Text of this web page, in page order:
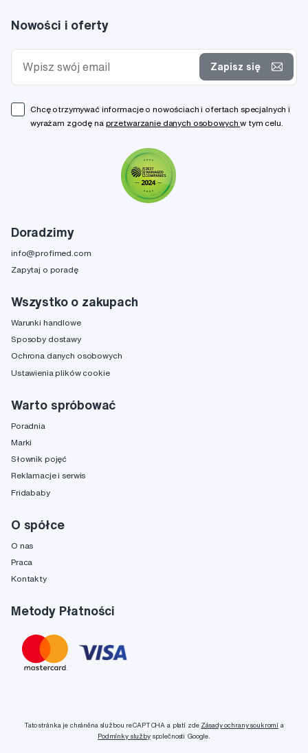
Doradzimy
info@profimed.com
Zapytaj o poradę
Wszystko o zakupach
Warunki handlowe
Sposoby dostawy
Ochrona danych osobowych
Ustawienia plików cookie
Warto spróbować
Poradnia
Marki
Słownik pojęć
Reklamacje i serwis
Fridababy
O spółce
O nas
Praca
Kontakty
Metody Płatności
Nowości i oferty
Zapisz się
Chcę otrzymywać informacje o nowościach i ofertach specjalnych i
wyrażam zgodę na przetwarzanie danych osobowychw tym celu.
Tato stránka je chráněna službou reCAPTCHA a platí zde Zásady ochrany soukromí a
Podmínky službyspolečnosti Google.